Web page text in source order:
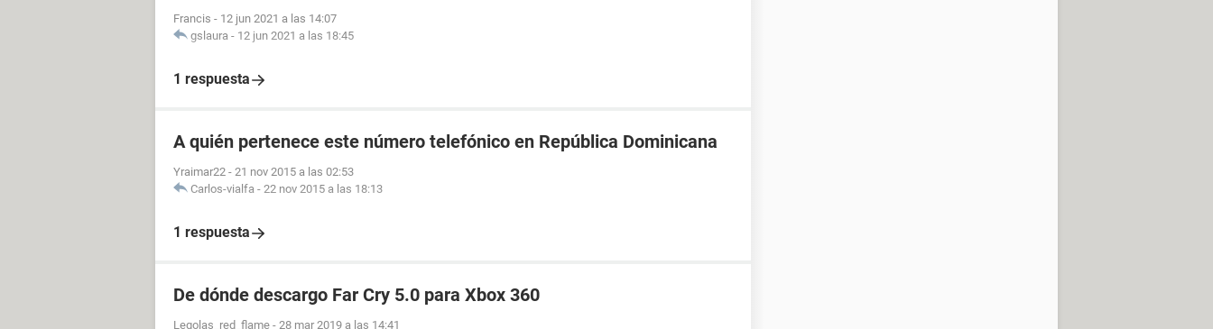
Francis - 12 jun 2021 a las 14:07
gslaura - 12 jun 2021 a las 18:45
1 respuesta
A quién pertenece este número telefónico en República Dominicana
Yraimar22 - 21 nov 2015 a las 02:53
Carlos-vialfa - 22 nov 2015 a las 18:13
1 respuesta
De dónde descargo Far Cry 5.0 para Xbox 360
Legolas_red_flame - 28 mar 2019 a las 14:41